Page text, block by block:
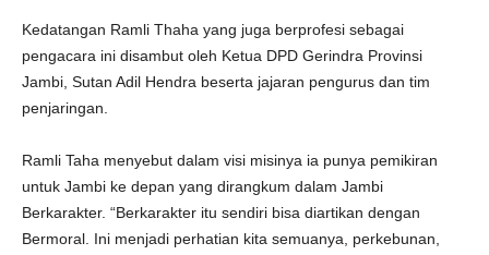
Kedatangan Ramli Thaha yang juga berprofesi sebagai
pengacara ini disambut oleh Ketua DPD Gerindra Provinsi
Jambi, Sutan Adil Hendra beserta jajaran pengurus dan tim
penjaringan.
Ramli Taha menyebut dalam visi misinya ia punya pemikiran
untuk Jambi ke depan yang dirangkum dalam Jambi
Berkarakter. “Berkarakter itu sendiri bisa diartikan dengan
Bermoral. Ini menjadi perhatian kita semuanya, perkebunan,